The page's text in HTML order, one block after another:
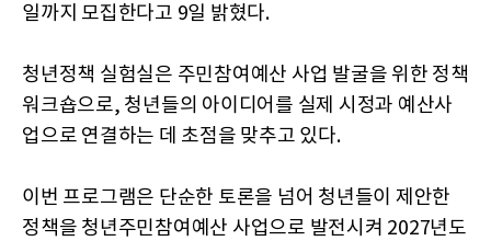
일까지 모집한다고 9일 밝혔다.
청년정책 실험실은 주민참여예산 사업 발굴을 위한 정책
워크숍으로, 청년들의 아이디어를 실제 시정과 예산사
업으로 연결하는 데 초점을 맞추고 있다.
이번 프로그램은 단순한 토론을 넘어 청년들이 제안한
정책을 청년주민참여예산 사업으로 발전시켜 2027년도